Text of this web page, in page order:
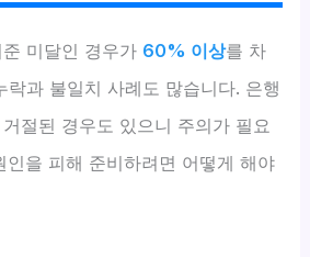
미달인 경우가 60% 이상를 차
락과 불일치 사례도 많습니다. 은행
절된 경우도 있으니 주의가 필요
인을 피해 준비하려면 어떻게 해야